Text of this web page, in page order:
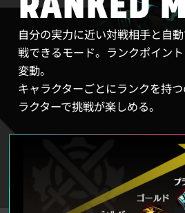
RANKED
自分の実力に近い対戦相手と自
戦できるモード。ランクポイン
変動。
キャラクターごとにランクを持
ラクターで挑戦が楽しめる。